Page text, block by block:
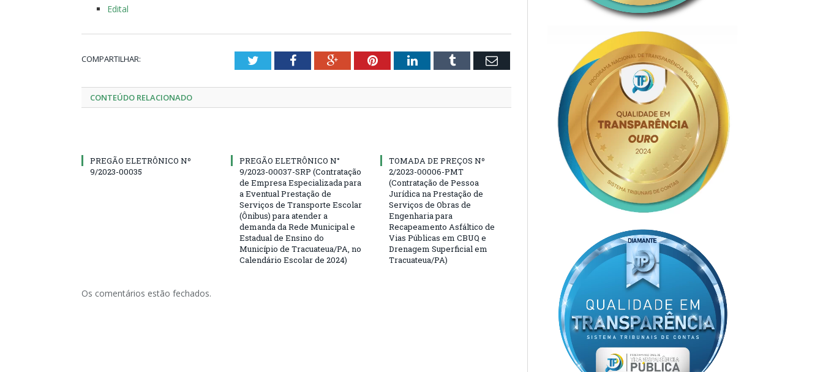
Edital
COMPARTILHAR: TwitterFacebookGoogle+PinterestLinkedInTumblr Email
CONTEÚDO RELACIONADO
PREGÃO ELETRÔNICO Nº
9/2023-00035
PREGÃO ELETRÔNICO N°
9/2023-00037-SRP (Contratação
de Empresa Especializada para
a Eventual Prestação de
Serviços de Transporte Escolar
(Ônibus) para atender a
demanda da Rede Municipal e
Estadual de Ensino do
Município de Tracuateua/PA, no
Calendário Escolar de 2024)
TOMADA DE PREÇOS Nº
2/2023-00006-PMT
(Contratação de Pessoa
Jurídica na Prestação de
Serviços de Obras de
Engenharia para
Recapeamento Asfáltico de
Vias Públicas em CBUQ e
Drenagem Superficial em
Tracuateua/PA)
Os comentários estão fechados.